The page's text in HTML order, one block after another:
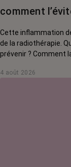
comment
Cette inflammation
de la radiothérapie.
prévenir ? Comment
4 août 2026